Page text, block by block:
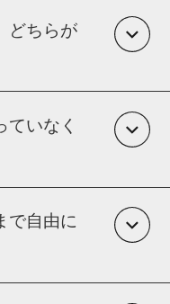
トいたします。
どちらが
まで含めた総額で
いなく
します。
で自由に